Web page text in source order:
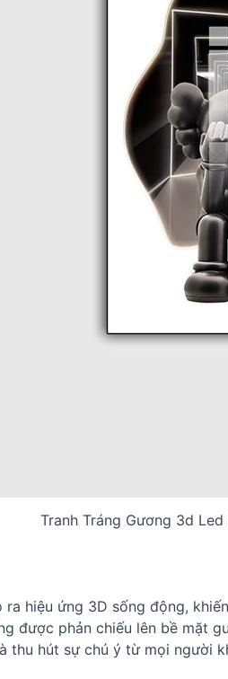
Tranh Tráng Gương 3d
hiệu ứng 3D sống động,
được phản chiếu lên bề mặt
thu hút sự chú ý từ mọi người